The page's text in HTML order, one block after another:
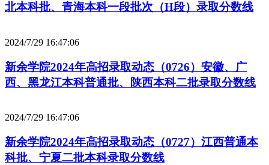
北本科批、青海本科一段批次（H段）录取分数线
2024/7/29 16:47:06
新余学院2024年高招录取动态（0726）安徽、广
西、黑龙江本科普通批、陕西本科二批录取分数线
2024/7/29 16:47:06
新余学院2024年高招录取动态（0727）江西普通本
科批、宁夏二批本科录取分数线